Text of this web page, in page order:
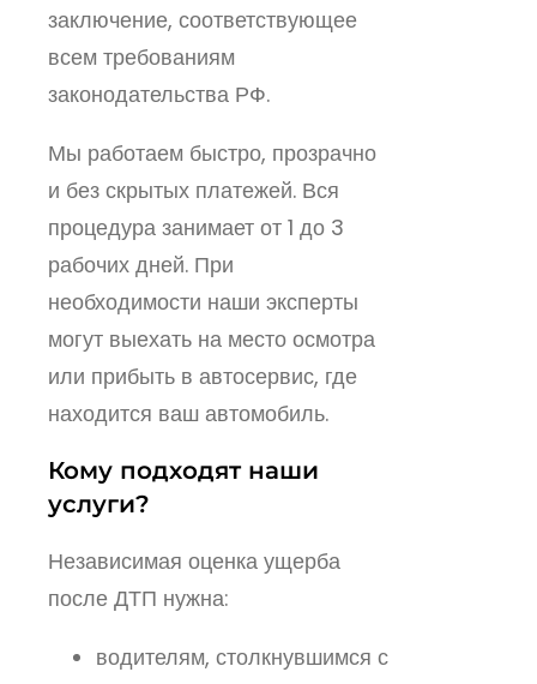
заключение, соответствующее
всем требованиям
законодательства РФ.
Мы работаем быстро, прозрачно
и без скрытых платежей. Вся
процедура занимает от 1 до 3
рабочих дней. При
необходимости наши эксперты
могут выехать на место осмотра
или прибыть в автосервис, где
находится ваш автомобиль.
Кому подходят наши
услуги?
Независимая оценка ущерба
после ДТП нужна:
водителям, столкнувшимся с